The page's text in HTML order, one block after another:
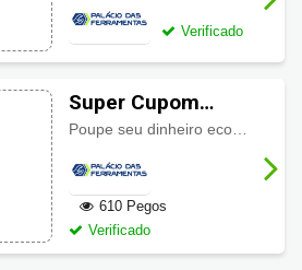
FerramentasVerificado
Super Cupom
Palácio das
5% OFF
610 Pegos
Verificado